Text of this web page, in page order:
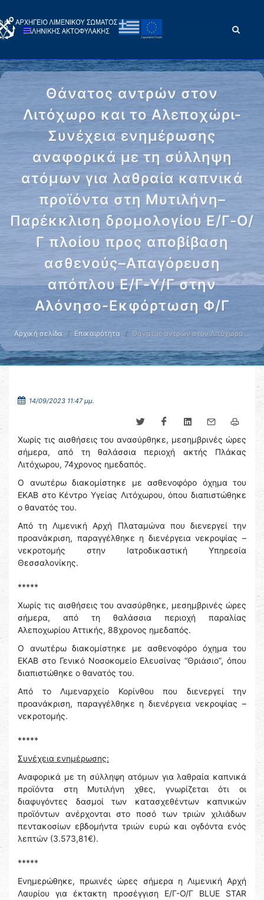
Θάνατος αντρών στον
Λιτόχωρο και το Αλεποχώρι-
Συνέχεια ενημέρωσης
αναφορικά με τη σύλληψη
ατόμων για λαθραία καπνικά
προϊόντα στη Μυτιλήνη–
Παρέκκλιση δρομολογίου Ε/Γ-Ο/
Γ πλοίου προς αποβίβαση
ασθενούς–Απαγόρευση
απόπλου Ε/Γ-Υ/Γ στην
Αλόνησο-Εκφόρτωση Φ/Γ
Αρχική σελίδα Επικαιρότητα Θάνατος αντρών στον Λιτόχωρο …
14/09/2023 11:47 μμ.
Χωρίς τις αισθήσεις του ανασύρθηκε, μεσημβρινές ώρες
σήμερα, από τη θαλάσσια περιοχή ακτής Πλάκας
Λιτόχωρου, 74χρονος ημεδαπός.
Ο ανωτέρω διακομίστηκε με ασθενοφόρο όχημα του
ΕΚΑΒ στο Κέντρο Υγείας Λιτόχωρου, όπου διαπιστώθηκε
ο θανατός του.
Από τη Λιμενική Αρχή Πλαταμώνα που διενεργεί την
προανάκριση, παραγγέλθηκε η διενέργεια νεκροψίας –
νεκροτομής στην Ιατροδικαστική Υπηρεσία
Θεσσαλονίκης.
*****
Χωρίς τις αισθήσεις του ανασύρθηκε, μεσημβρινές ώρες
σήμερα, από τη θαλάσσια περιοχή παραλίας
Αλεποχωρίου Αττικής, 88χρονος ημεδαπός.
Ο ανωτέρω διακομίστηκε με ασθενοφόρο όχημα του
ΕΚΑΒ στο Γενικό Νοσοκομείο Ελευσίνας “Θριάσιο”, όπου
διαπιστώθηκε ο θανατός του.
Από το Λιμεναρχείο Κορίνθου που διενεργεί την
προανάκριση, παραγγέλθηκε η διενέργεια νεκροψίας –
νεκροτομής.
*****
Συνέχεια ενημέρωσης:
Αναφορικά με τη σύλληψη ατόμων για λαθραία καπνικά
προϊόντα στη Μυτιλήνη χθες, γνωρίζεται ότι οι
διαφυγόντες δασμοί των κατασχεθέντων καπνικών
προϊόντων ανέρχονται στο ποσό των τριών χιλιάδων
πεντακοσίων εβδομήντα τριών ευρώ και ογδόντα ενός
λεπτών (3.573,81€).
*****
Ενημερώθηκε, πρωινές ώρες σήμερα η Λιμενική Αρχή
Λαυρίου για έκτακτη προσέγγιση Ε/Γ-Ο/Γ BLUE STAR